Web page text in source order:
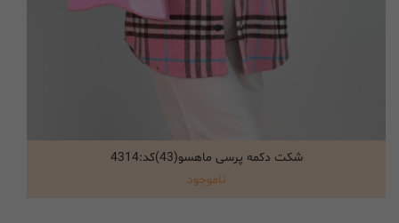
انتخاب گزینه ها
شکت دکمه پرسی ماهسو(43)کد:4314
ناموجود